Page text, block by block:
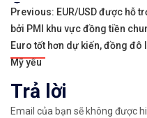
✨🏆𝐗𝐨á 𝐛ỏ 𝐥𝐨 𝐥ắ𝐧𝐠
✅𝘔ở 𝘵à𝘪 𝘬𝘩𝘰ả𝘯
✅𝘔ở 𝘵à𝘪 𝘬𝘩𝘰ả𝘯
Tags:
Điều
hướng
bài
viết
Previous: EUR/USD được hỗ
bởi PMI khu vực đồng tiền
Euro tốt hơn dự kiến, đồng đô
Mỹ yếu
Trả lời
Email của bạn sẽ không được